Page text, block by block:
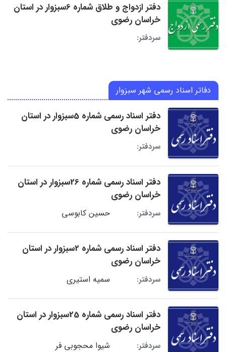
دفتر ازدواج و طلاق شماره 6سبزوار در استان
خراسان رضوی
سردفتر:
دفاتر اسناد رسمی شهر سبزوار
دفتر اسناد رسمی شماره 5سبزوار در استان
خراسان رضوی
سردفتر:
دفتر اسناد رسمی شماره 26سبزوار در استان
خراسان رضوی
سردفتر: حسین کابوسی
دفتر اسناد رسمی شماره 2سبزوار در استان
خراسان رضوی
سردفتر: سمیه استیری
دفتر اسناد رسمی شماره 25سبزوار در استان
خراسان رضوی
سردفتر: شیوا محجوبی فر